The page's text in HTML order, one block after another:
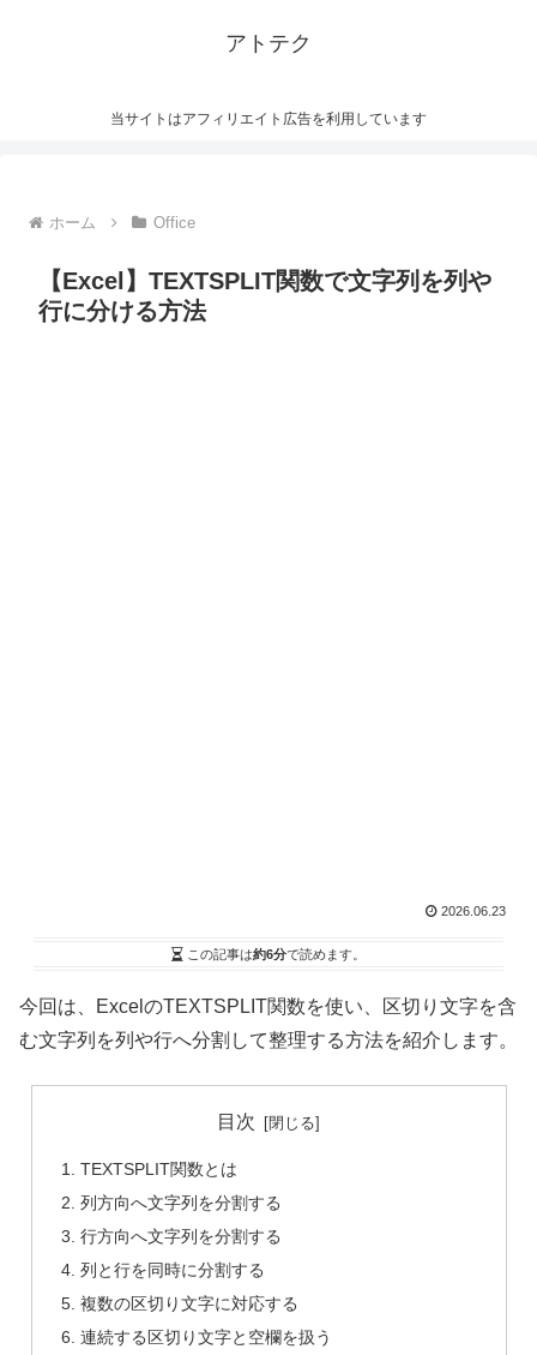
アトテク
当サイトはアフィリエイト広告を利用しています
ホーム Office
【Excel】TEXTSPLIT関数で文字列を列や
行に分ける方法
2026.06.23
この記事は約6分で読めます。
今回は、ExcelのTEXTSPLIT関数を使い、区切り文字を含
む文字列を列や行へ分割して整理する方法を紹介します。
目次
TEXTSPLIT関数とは
列方向へ文字列を分割する
行方向へ文字列を分割する
列と行を同時に分割する
複数の区切り文字に対応する
連続する区切り文字と空欄を扱う